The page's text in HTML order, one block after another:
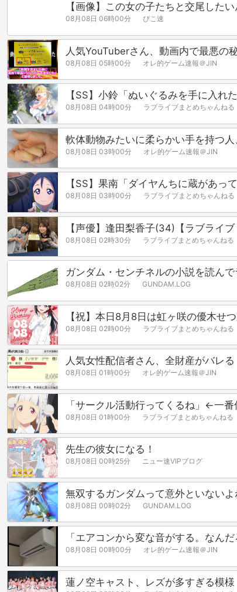
【画像】この女の子たちと交尾した
08月08日 06時00分 ぴこ速
人気YouTuberさん、動画内で最悪の
08月08日 05時00分 オレ的ゲーム速報＠JIN
【SS】小鈴「ぬいぐるみを手に入れ
08月08日 04時00分 ラブライブまとめちゃんねる
軟体動物みたいに柔らかい手を持つ
08月08日 03時00分 オレ的ゲーム速報＠JIN
【SS】果南「ダイヤんちに蔵があっ
08月08日 03時00分 ラブライブまとめちゃんねる
【声優】逢田梨香子(34)【ラブライブ
08月08日 02時30分 ラブライブまとめちゃんねる
ガンダム・センチネルの小説を読ん
08月08日 02時02分 GUNDAM.LOG
【祝】本日8月8日は虹ヶ咲の優木せ
08月08日 02時00分 ラブライブまとめちゃんねる
人気女性配信者さん、全財産がバレ
08月08日 01時00分 オレ的ゲーム速報＠JIN
「サークル活動行ってくるね」←一
08月08日 01時00分 ラブライブまとめちゃんねる
先生の彼女になる！
08月08日 00時25分 ニュー速VIPブログ
無双するガンダムって意外といないよ
08月08日 00時02分 GUNDAM.LOG
「エアコンから変な音がする。なん
08月08日 00時00分 オレ的ゲーム速報＠JIN
蓮ノ空キャスト、レズが多すぎる模様